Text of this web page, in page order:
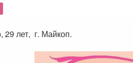
29 лет, г. Майкоп.